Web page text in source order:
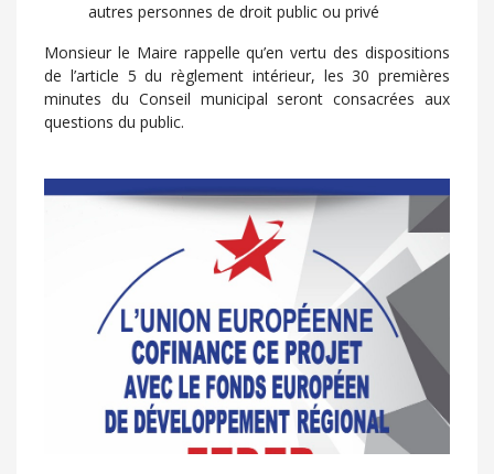
autres personnes de droit public ou privé
Monsieur le Maire rappelle qu’en vertu des dispositions
de l’article 5 du règlement intérieur, les 30 premières
minutes du Conseil municipal seront consacrées aux
questions du public.